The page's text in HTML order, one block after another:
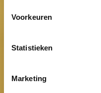
Voorkeuren
Statistieken
Marketing